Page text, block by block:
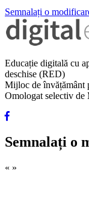
Semnalați o
Educație digitală cu
deschise (RED)
Mijloc de învățământ
Omologat selectiv de
Semnalați o
« »